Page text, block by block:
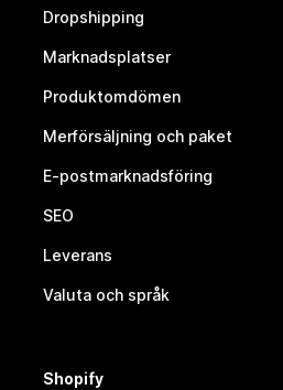
Dropshipping
Marknadsplatser
Produktomdömen
Merförsäljning och paket
E-postmarknadsföring
SEO
Leverans
Valuta och språk
Shopify